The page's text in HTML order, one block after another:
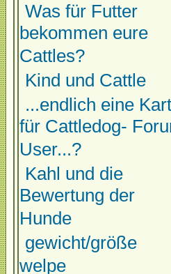
Was für Futter
bekommen eure
Cattles?
Kind und Cattle
...endlich eine
für Cattledog-
User...?
Kahl und die
Bewertung der
Hunde
gewicht/größe
welpe